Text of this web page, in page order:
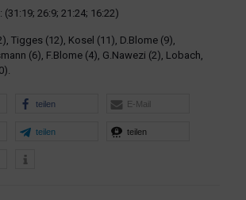
26:9; 21:24; 16:22)
Tigges (12), Kosel (11), D.Blome (9),
(6), F.Blome (4), G.Nawezi (2), Lobach,
teilen E-Mail
teilen teilen